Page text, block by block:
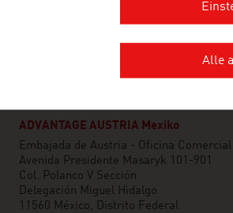
ADVANTAGE AUSTRIA Mexiko
Embajada de Austria - Oficina Comercial
Avenida Presidente Masaryk 101-901
Col. Polanco V Sección
Delegación Miguel Hidalgo
11560 México, Distrito Federal
Alle